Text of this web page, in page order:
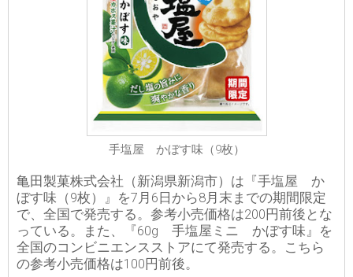
手塩屋 かぼす味（9枚）
亀田製菓株式会社（新潟県新潟市）は『手塩屋 か
ぼす味（9枚）』を7月6日から8月末までの期間限定
で、全国で発売する。参考小売価格は200円前後とな
っている。また、『60g 手塩屋ミニ かぼす味』を
全国のコンビニエンスストアにて発売する。こちら
の参考小売価格は100円前後。